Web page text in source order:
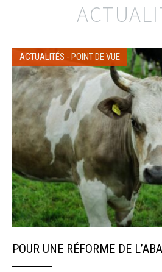
ACTUALITÉS - POINT DE VUE
POUR UNE RÉFORME DE